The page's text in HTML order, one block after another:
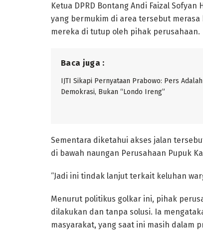
Ketua DPRD Bontang Andi Faizal
yang bermukim di area tersebut
mereka di tutup oleh pihak perusahaan.
Baca juga :
IJTI Sikapi Pernyataan Prabowo: Pers
Demokrasi, Bukan “Londo Ireng”
Sementara diketahui akses jalan
di bawah naungan Perusahaan Pupuk
“Jadi ini tindak lanjut terkait keluhan
Menurut politikus golkar ini, pihak
dilakukan dan tanpa solusi. Ia
masyarakat, yang saat ini masih dalam